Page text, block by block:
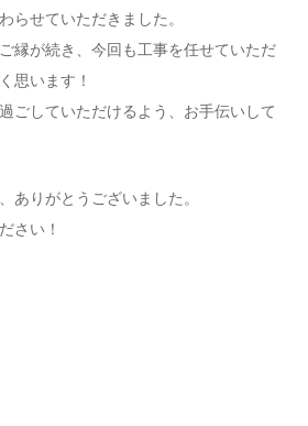
らせていただきました。
縁が続き、今回も工事を任せていただ
思います！
ごしていただけるよう、お手伝いして
ありがとうございました。
さい！